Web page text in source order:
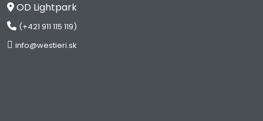
OD Lightpark
(+421 911 115 119)
info@westieri.sk